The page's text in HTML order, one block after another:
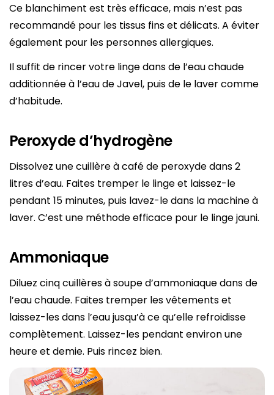
Ce blanchiment est très efficace, mais n’est pas
recommandé pour les tissus fins et délicats. A éviter
également pour les personnes allergiques.
Il suffit de rincer votre linge dans de l’eau chaude
additionnée à l’eau de Javel, puis de le laver comme
d’habitude.
Peroxyde d’hydrogène
Dissolvez une cuillère à café de peroxyde dans 2
litres d’eau. Faites tremper le linge et laissez-le
pendant 15 minutes, puis lavez-le dans la machine à
laver. C’est une méthode efficace pour le linge jauni.
Ammoniaque
Diluez cinq cuillères à soupe d’ammoniaque dans de
l’eau chaude. Faites tremper les vêtements et
laissez-les dans l’eau jusqu’à ce qu’elle refroidisse
complètement. Laissez-les pendant environ une
heure et demie. Puis rincez bien.